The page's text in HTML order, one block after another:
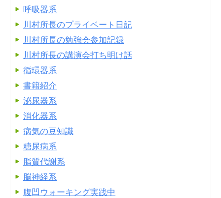
呼吸器系
川村所長のプライベート日記
川村所長の勉強会参加記録
川村所長の講演会打ち明け話
循環器系
書籍紹介
泌尿器系
消化器系
病気の豆知識
糖尿病系
脂質代謝系
脳神経系
腹凹ウォーキング実践中